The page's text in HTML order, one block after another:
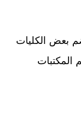
بعض الكليات
المكتبات